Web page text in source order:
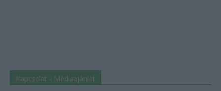
Kapcsolat - Médiaajánlat